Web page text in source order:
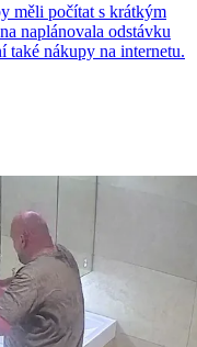
měli počítat s krátkým
naplánovala odstávku
nákupy na internetu.